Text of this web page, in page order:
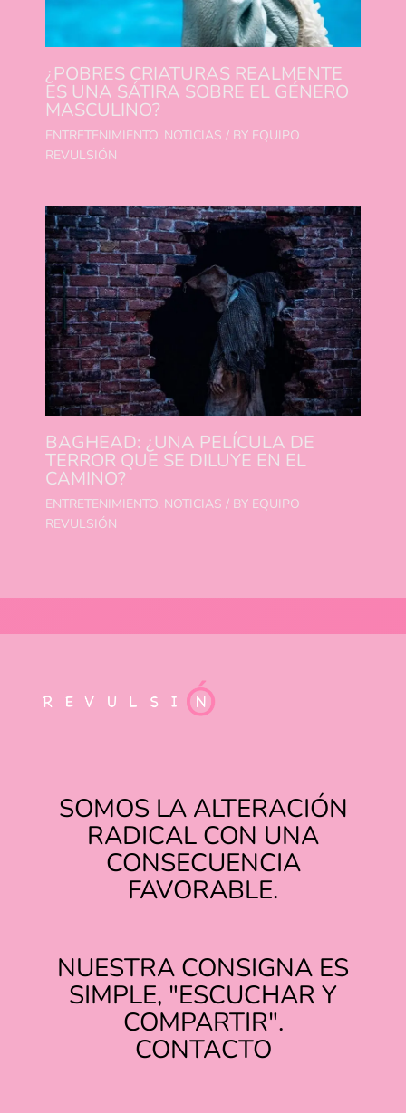
¿POBRES CRIATURAS REALMENTE
ES UNA SÁTIRA SOBRE EL GÉNERO
MASCULINO?
ENTRETENIMIENTO, NOTICIAS / BY EQUIPO
REVULSIÓN
BAGHEAD: ¿UNA PELÍCULA DE
TERROR QUE SE DILUYE EN EL
CAMINO?
ENTRETENIMIENTO, NOTICIAS / BY EQUIPO
REVULSIÓN
SOMOS LA ALTERACIÓN
RADICAL CON UNA
CONSECUENCIA
FAVORABLE.
NUESTRA CONSIGNA ES
SIMPLE, "ESCUCHAR Y
COMPARTIR".
CONTACTO
INSTAGRAM